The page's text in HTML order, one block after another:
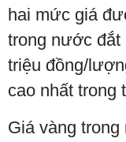
hai mức giá
trong nước đắt
triệu đồng/
cao nhất trong
Giá vàng